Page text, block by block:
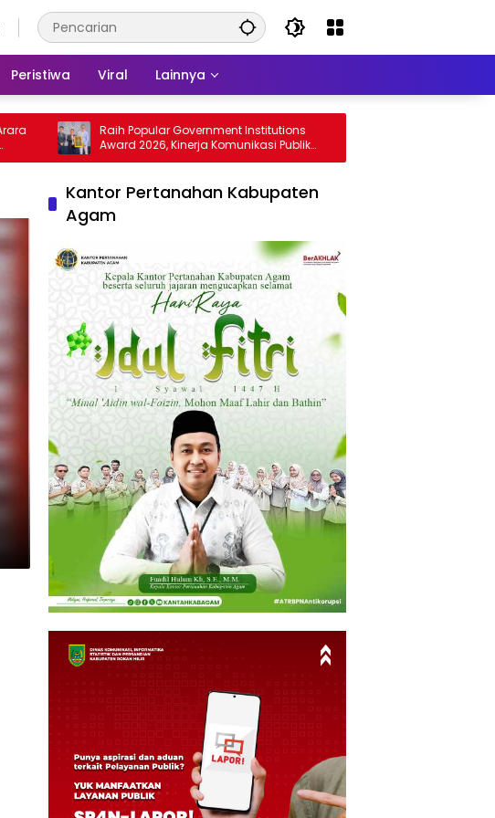
Peristiwa Viral Lainnya
Raih Popular Government Institutions
Award 2026, Kinerja Komunikasi Publik
Kementerian ATR/BPN Kembali Diakui
Gelugur Rantauprapat
Kantor Pertanahan Kabupaten
Agam